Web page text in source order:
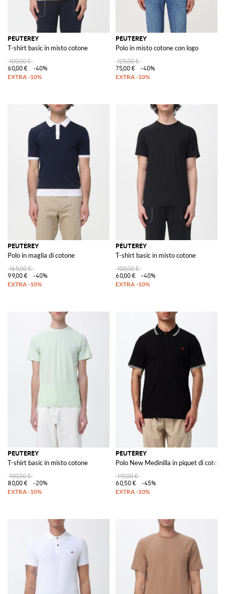
PEUTEREY
T-shirt basic in misto cotone
100,00 €
60,00 €
-40%
PEUTEREY
Polo in misto cotone con logo
125,00 €
75,00 €
-40%
PEUTEREY
Polo in maglia di cotone
165,00 €
99,00 €
-40%
PEUTEREY
T-shirt basic in misto cotone
100,00 €
60,00 €
-40%
PEUTEREY
T-shirt basic in misto cotone
100,00 €
80,00 €
-20%
PEUTEREY
Polo New Medinilla in piquet di cotone
110,00 €
60,50 €
-45%